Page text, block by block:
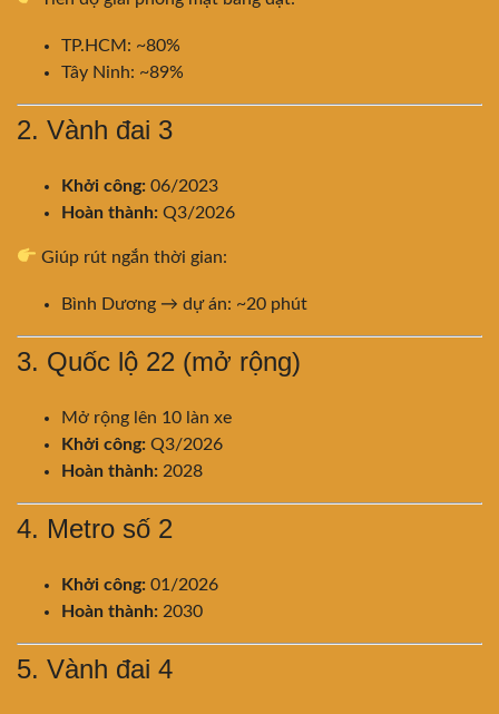
TP.HCM: ~80%
Tây Ninh: ~89%
2. Vành đai 3
Khởi công: 06/2023
Hoàn thành: Q3/2026
Giúp rút ngắn thời gian:
Bình Dương → dự án: ~20 phút
3. Quốc lộ 22 (mở rộng)
Mở rộng lên 10 làn xe
Khởi công: Q3/2026
Hoàn thành: 2028
4. Metro số 2
Khởi công: 01/2026
Hoàn thành: 2030
5. Vành đai 4